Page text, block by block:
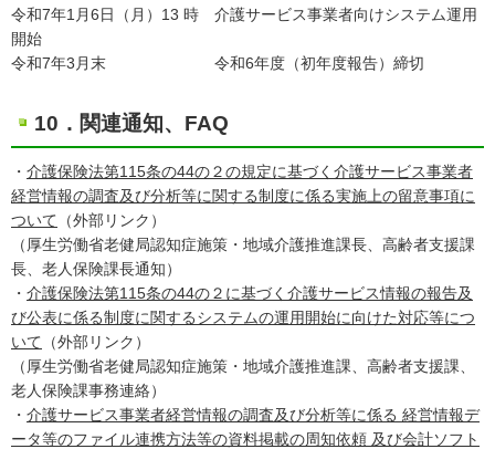
令和7年1月6日（月）13 時 介護サービス事業者向けシステム運用
開始
令和7年3月末 令和6年度（初年度報告）締切
10．関連通知、FAQ
・ 介護保険法第115条の44の２の規定に基づく介護サービス事業者
経営情報の調査及び分析等に関する制度に係る実施上の留意事項に
ついて （外部リンク）
（厚生労働省老健局認知症施策・地域介護推進課長、高齢者支援課
長、老人保険課長通知）
・ 介護保険法第115条の44の２に基づく介護サービス情報の報告及
び公表に係る制度に関するシステムの運用開始に向けた対応等につ
いて （外部リンク）
（厚生労働省老健局認知症施策・地域介護推進課、高齢者支援課、
老人保険課事務連絡）
・ 介護サービス事業者経営情報の調査及び分析等に係る 経営情報デ
ータ等のファイル連携方法等の資料掲載の周知依頼 及び会計ソフト